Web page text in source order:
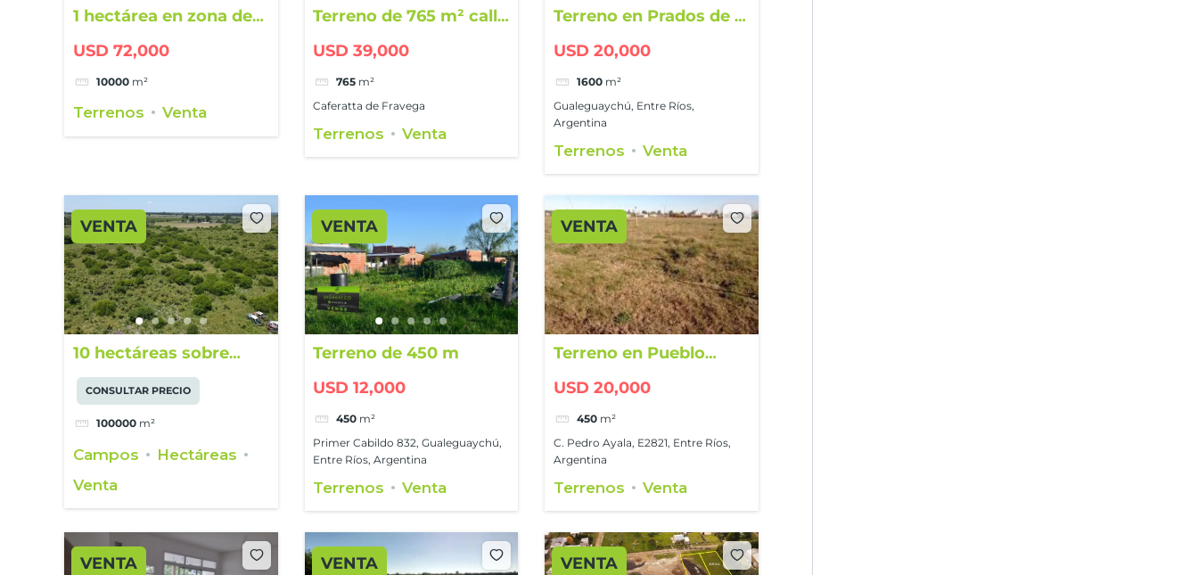
1 hectárea en zona de
USD 72,000
10000 m²
Terrenos Venta
Terreno de 765 m² calle
USD 39,000
765 m²
Caferatta de Fravega
Terrenos Venta
Terreno en Prados de la
USD 20,000
1600 m²
Gualeguaychú, Entre Ríos,
Argentina
Terrenos Venta
VENTA
10 hectáreas sobre
Ruta Nacional Nº 14
CONSULTAR PRECIO
100000 m²
Campos
Hectáreas
Venta
VENTA
Terreno de 450 m
USD 12,000
450 m²
Primer Cabildo 832, Gualeguaychú,
Entre Ríos, Argentina
Terrenos Venta
VENTA
Terreno en Pueblo
USD 20,000
450 m²
C. Pedro Ayala, E2821, Entre Ríos,
Argentina
Terrenos Venta
VENTA VENTA VENTA